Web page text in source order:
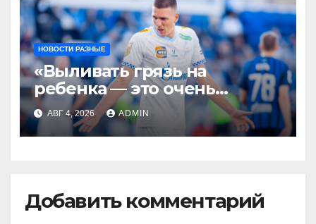
НОВОСТИ РАЗНЫЕ
«Выливать грязь на
ребенка — это очень
мерзкая история» —
Радимов о ситуации с
сыном Соболева
АВГ 4, 2026 ADMIN
Добавить комментарий